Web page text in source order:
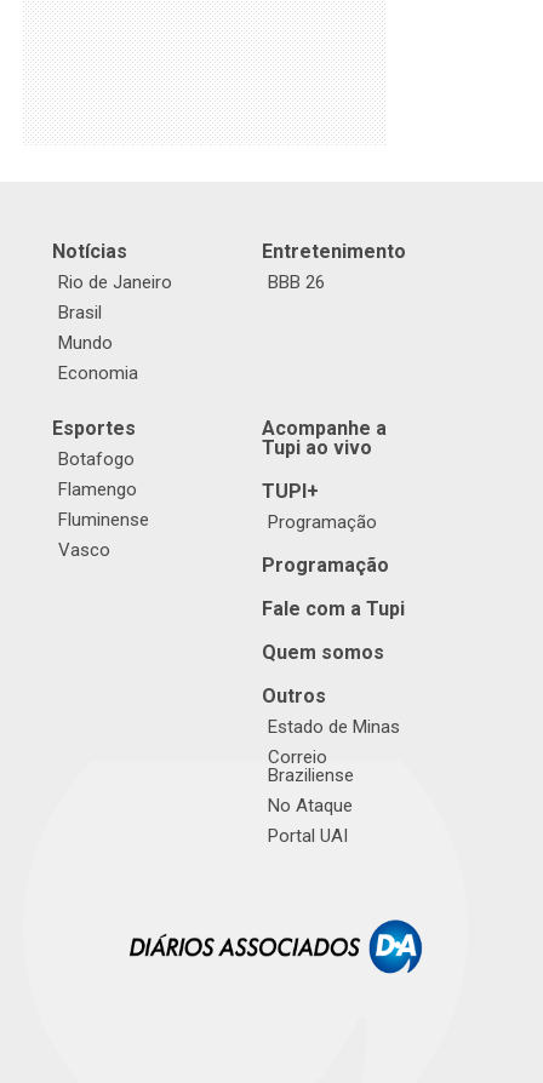
Notícias
Rio de Janeiro
Brasil
Mundo
Economia
Entretenimento
BBB 26
Esportes
Botafogo
Flamengo
Fluminense
Vasco
Acompanhe a
Tupi ao vivo
TUPI+
Programação
Programação
Fale com a Tupi
Quem somos
Outros
Estado de Minas
Correio
Braziliense
No Ataque
Portal UAI